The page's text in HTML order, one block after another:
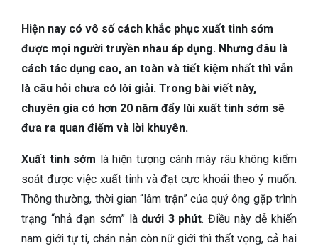
TAI – MŨI – HỌNG
TIÊU HÓA
DA LIỄU THẨM MỸ
Hiện nay có vô số cách khắc phục xuất tinh sớm
được mọi người truyền nhau áp dụng. Nhưng đâu là
cách tác dụng cao, an toàn và tiết kiệm nhất thì vẫn
là câu hỏi chưa có lời giải. Trong bài viết này,
chuyên gia có hơn 20 năm đẩy lùi xuất tinh sớm sẽ
đưa ra quan điểm và lời khuyên.
Xuất tinh sớm là hiện tượng cánh mày râu không kiểm
soát được việc xuất tinh và đạt cực khoái theo ý muốn.
Thông thường, thời gian “lâm trận” của quý ông gặp trình
trạng “nhả đạn sớm” là dưới 3 phút. Điều này dễ khiến
nam giới tự ti, chán nản còn nữ giới thì thất vọng, cả hai